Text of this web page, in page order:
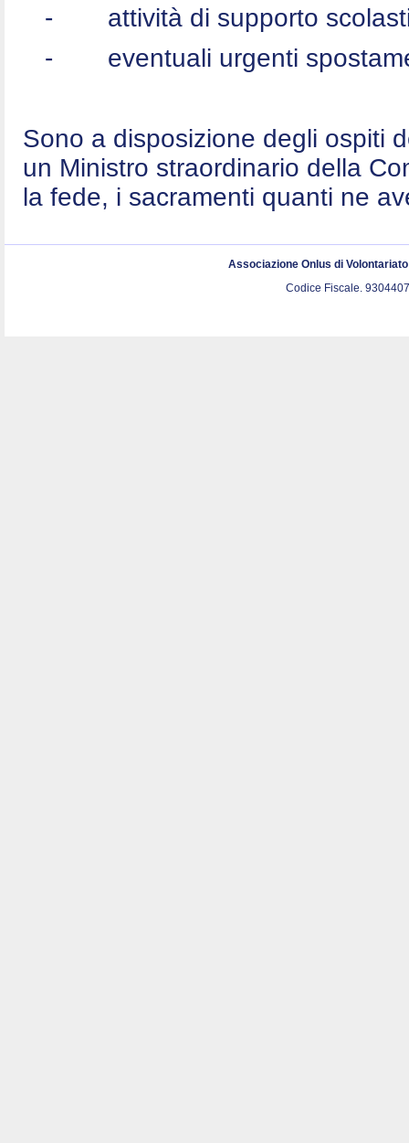
-
attività di supporto
-
eventuali urgenti
Sono a disposizione degli ospiti
un Ministro straordinario della
la fede, i sacramenti quanti ne
Associazione Onlus di
Codice Fiscale.